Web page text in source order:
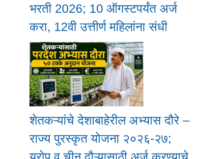
भरती 2026; 10 ऑगस्टपर्यंत अर्ज
करा, 12वी उत्तीर्ण महिलांना संधी
शेतकऱ्यांचे देशाबाहेरील अभ्यास दौरे –
राज्य पुरस्कृत योजना २०२६-२७;